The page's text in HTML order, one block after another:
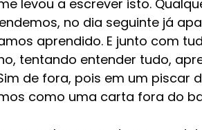
levou a escrever isto.
no dia seguinte já
aprendido. E junto com
tentando entender tudo,
de fora, pois em um piscar
como uma carta fora do